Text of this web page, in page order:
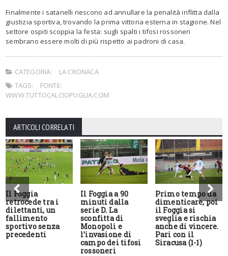
Finalmente i satanelli riescono ad annullare la penalità inflitta dalla
giustizia sportiva, trovando la prima vittoria esterna in stagione. Nel
settore ospiti scoppia la festa: sugli spalti i tifosi rossoneri
sembrano essere molti di più rispetto ai padroni di casa.
CATEGORIA:
LA CRONACA
TAGS:
FONTE:
WWW.TUTTOCALCIOPUGLIA.COM
ARTICOLI CORRELATI
Il Foggia
retrocede tra i
dilettanti, un
fallimento
sportivo senza
precedenti
Il Foggia a 90
minuti dalla
serie D. La
sconfitta di
Monopoli e
l’invasione di
campo dei tifosi
rossoneri
Primo tempo da
dimenticare, poi
il Foggia si
sveglia e rischia
anche di vincere.
Pari con il
Siracusa (1-1)